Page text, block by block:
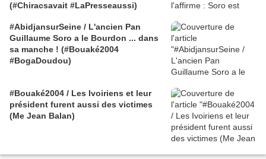
(#Chiracsavait #LaPresseaussi)
#AbidjansurSeine / L'ancien Pan
Guillaume Soro a le Bourdon ... dans
sa manche ! (#Bouaké2004
#BogaDoudou)
#Bouaké2004 / Les Ivoiriens et leur
président furent aussi des victimes
(Me Jean Balan)